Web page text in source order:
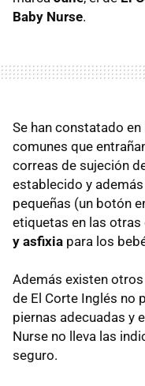
Baby Nurse.
Se han constatado
comunes que
correas de sujeción
establecido y
pequeñas (un botón
etiquetas en las otras
y asfixia para los
Además existen
de El Corte Inglés no
piernas adecuadas y
Nurse no lleva las
seguro.